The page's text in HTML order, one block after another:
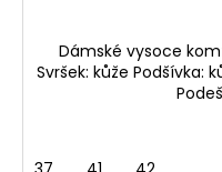
Dámské vysoce
Svršek: kůže Podšívka: